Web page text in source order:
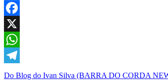
Facebook
X
WhatsApp
Telegram
Do Blog do Ivan Silva (BARRA DO CORDA